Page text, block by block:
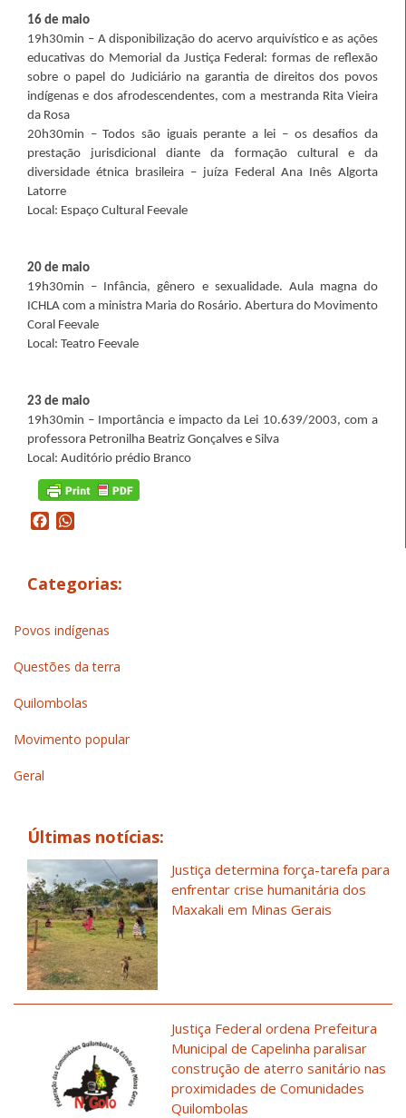
16 de maio
19h30min – A disponibilização do acervo arquivístico e as ações
educativas do Memorial da Justiça Federal: formas de reflexão
sobre o papel do Judiciário na garantia de direitos dos povos
indígenas e dos afrodescendentes, com a mestranda Rita Vieira
da Rosa
20h30min – Todos são iguais perante a lei – os desafios da
prestação jurisdicional diante da formação cultural e da
diversidade étnica brasileira – juíza Federal Ana Inês Algorta
Latorre
Local: Espaço Cultural Feevale
20 de maio
19h30min – Infância, gênero e sexualidade. Aula magna do
ICHLA com a ministra Maria do Rosário. Abertura do Movimento
Coral Feevale
Local: Teatro Feevale
23 de maio
19h30min – Importância e impacto da Lei 10.639/2003, com a
professora Petronilha Beatriz Gonçalves e Silva
Local: Auditório prédio Branco
Facebook
Categorias:
Povos indígenas
Questões da terra
Quilombolas
Movimento popular
Geral
Últimas notícias:
Justiça determina força-tarefa para
enfrentar crise humanitária dos
Maxakali em Minas Gerais
Justiça Federal ordena Prefeitura
Municipal de Capelinha paralisar
construção de aterro sanitário nas
proximidades de Comunidades
Quilombolas